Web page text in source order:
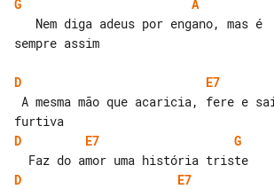
G
A
sempre assim
D
E7
D
E7
G
D
E7